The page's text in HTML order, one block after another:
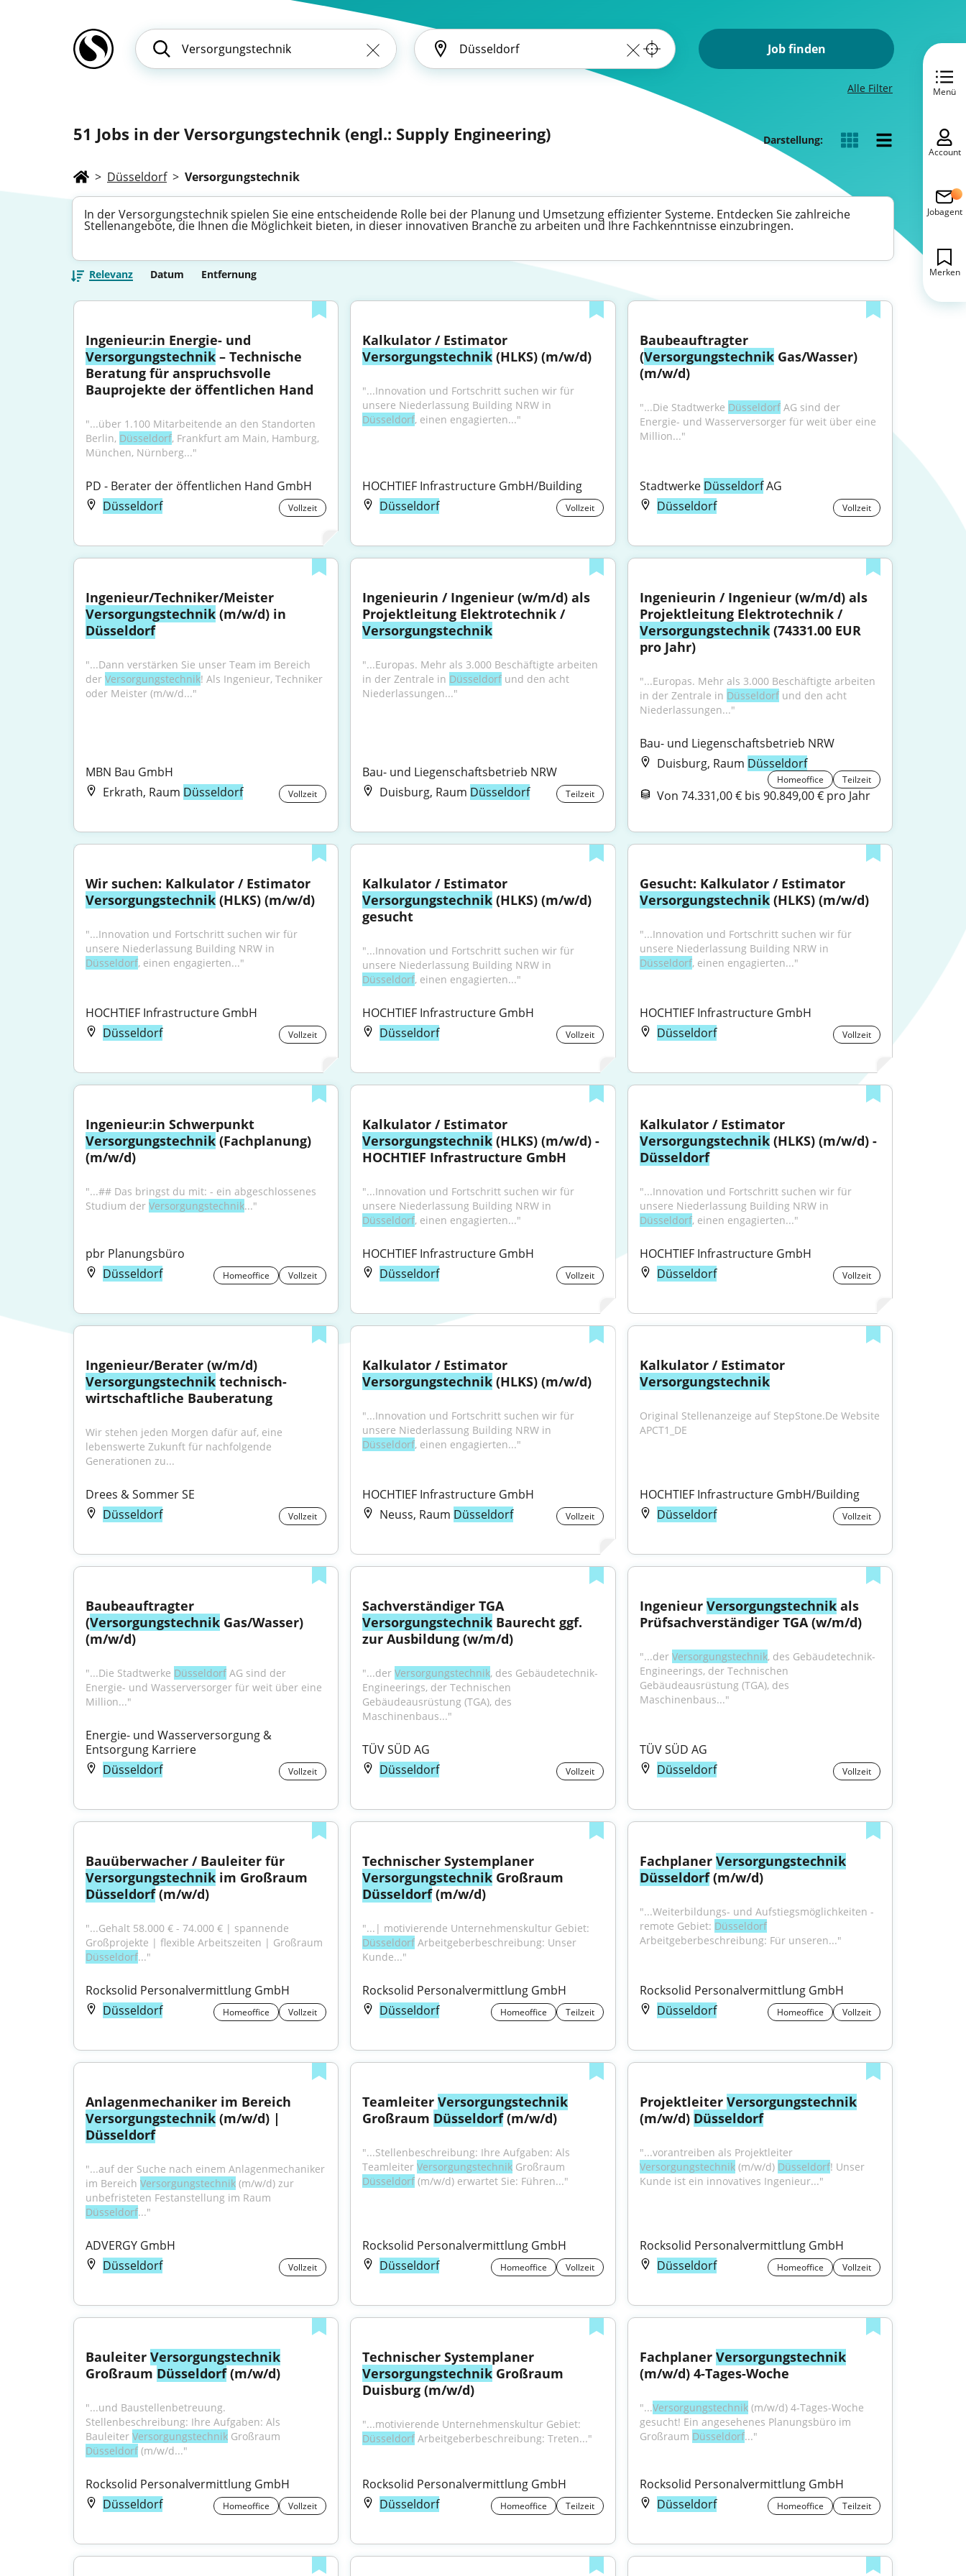
Job finden
Alle Filter
51 Jobs in der Versorgungstechnik (engl.: Supply Engineering) Darstellung:
> Düsseldorf > Versorgungstechnik
In der Versorgungstechnik spielen Sie eine entscheidende Rolle bei der Planung und Umsetzung effizienter Systeme. Entdecken Sie zahlreiche
Stellenangebote, die Ihnen die Möglichkeit bieten, in dieser innovativen Branche zu arbeiten und Ihre Fachkenntnisse einzubringen.
Relevanz Datum Entfernung
Versorgungstechnik – Technische
Beratung für anspruchsvolle
Bauprojekte der öffentlichen Hand
"...über 1.100 Mitarbeitende an den Standorten
Berlin, Düsseldorf, Frankfurt am Main, Hamburg,
München, Nürnberg..."
PD - Berater der öffentlichen Hand GmbH
Düsseldorf
Vollzeit
Versorgungstechnik (HLKS) (m/w/d)
"...Innovation und Fortschritt suchen wir für
Düsseldorf, einen engagierten..."
HOCHTIEF Infrastructure GmbH/Building
Düsseldorf
Vollzeit
Baubeauftragter
(Versorgungstechnik Gas/Wasser)
(m/w/d)
"...Die Stadtwerke Düsseldorf AG sind der
Energie- und Wasserversorger für weit über eine
Million..."
Stadtwerke Düsseldorf AG
Düsseldorf
Vollzeit
Versorgungstechnik
Düsseldorf
"...Dann verstärken Sie unser Team im Bereich
der Versorgungstechnik! Als Ingenieur, Techniker
oder Meister (m/w/d..."
MBN Bau GmbH
Erkrath, Raum Düsseldorf Vollzeit
Ingenieurin / Ingenieur (w/m/d) als
Projektleitung Elektrotechnik /
Versorgungstechnik
"...Europas. Mehr als 3.000 Beschäftigte arbeiten
in der Zentrale in Düsseldorf und den acht
Niederlassungen..."
Bau- und Liegenschaftsbetrieb NRW
Duisburg, Raum Düsseldorf Teilzeit
Ingenieurin / Ingenieur (w/m/d) als
Projektleitung Elektrotechnik /
Versorgungstechnik (74331.00 EUR
pro Jahr)
"...Europas. Mehr als 3.000 Beschäftigte arbeiten
in der Zentrale in Düsseldorf und den acht
Niederlassungen..."
Bau- und Liegenschaftsbetrieb NRW
Duisburg, Raum Düsseldorf
Homeoffice Teilzeit
Von 74.331,00 € bis 90.849,00 € pro Jahr
Versorgungstechnik (HLKS) (m/w/d)
"...Innovation und Fortschritt suchen wir für
Düsseldorf, einen engagierten..."
HOCHTIEF Infrastructure GmbH
Düsseldorf
Vollzeit
Versorgungstechnik (HLKS) (m/w/d)
gesucht
"...Innovation und Fortschritt suchen wir für
Düsseldorf, einen engagierten..."
HOCHTIEF Infrastructure GmbH
Düsseldorf
Vollzeit
Gesucht: Kalkulator / Estimator
Versorgungstechnik (HLKS) (m/w/d)
"...Innovation und Fortschritt suchen wir für
Düsseldorf, einen engagierten..."
HOCHTIEF Infrastructure GmbH
Düsseldorf
Vollzeit
Versorgungstechnik (Fachplanung)
(m/w/d)
"...## Das bringst du mit: - ein abgeschlossenes
Studium der Versorgungstechnik..."
pbr Planungsbüro
Düsseldorf
Homeoffice Vollzeit
Versorgungstechnik (HLKS) (m/w/d) -
HOCHTIEF Infrastructure GmbH
"...Innovation und Fortschritt suchen wir für
Düsseldorf, einen engagierten..."
HOCHTIEF Infrastructure GmbH
Düsseldorf
Vollzeit
Kalkulator / Estimator
Versorgungstechnik
(HLKS) (m/w/d) -
Düsseldorf
"...Innovation und Fortschritt suchen wir für
Düsseldorf, einen engagierten..."
HOCHTIEF Infrastructure GmbH
Düsseldorf
Vollzeit
Versorgungstechnik technisch-
wirtschaftliche Bauberatung
Wir stehen jeden Morgen dafür auf, eine
lebenswerte Zukunft für nachfolgende
Generationen zu...
Drees & Sommer SE
Düsseldorf
Vollzeit
Versorgungstechnik (HLKS) (m/w/d)
"...Innovation und Fortschritt suchen wir für
Düsseldorf, einen engagierten..."
HOCHTIEF Infrastructure GmbH
Neuss, Raum Düsseldorf Vollzeit
Kalkulator / Estimator
Versorgungstechnik
Original Stellenanzeige auf StepStone.De Website
APCT1_DE
HOCHTIEF Infrastructure GmbH/Building
Düsseldorf
Vollzeit
Baubeauftragter
(Versorgungstechnik Gas/Wasser)
(m/w/d)
"...Die Stadtwerke Düsseldorf AG sind der
Energie- und Wasserversorger für weit über eine
Million..."
Energie- und Wasserversorgung &
Entsorgung Karriere
Düsseldorf
Vollzeit
Sachverständiger TGA
Versorgungstechnik Baurecht ggf.
zur Ausbildung (w/m/d)
"...der Versorgungstechnik, des Gebäudetechnik-
Engineerings, der Technischen
Gebäudeausrüstung (TGA), des
Maschinenbaus..."
TÜV SÜD AG
Düsseldorf
Vollzeit
Ingenieur Versorgungstechnik als
Prüfsachverständiger TGA (w/m/d)
"...der Versorgungstechnik, des Gebäudetechnik-
Engineerings, der Technischen
Gebäudeausrüstung (TGA), des
Maschinenbaus..."
TÜV SÜD AG
Düsseldorf
Vollzeit
Versorgungstechnik
Düsseldorf (m/w/d)
"...Gehalt 58.000 € - 74.000 € | spannende
Düsseldorf..."
Rocksolid Personalvermittlung GmbH
Düsseldorf
Homeoffice Vollzeit
Versorgungstechnik
Düsseldorf (m/w/d)
Düsseldorf Arbeitgeberbeschreibung: Unser
Kunde..."
Rocksolid Personalvermittlung GmbH
Düsseldorf
Homeoffice Teilzeit
Fachplaner Versorgungstechnik
Düsseldorf (m/w/d)
"...Weiterbildungs- und Aufstiegsmöglichkeiten -
remote Gebiet: Düsseldorf
Arbeitgeberbeschreibung: Für unseren..."
Rocksolid Personalvermittlung GmbH
Düsseldorf
Homeoffice Vollzeit
Versorgungstechnik
Düsseldorf
"...auf der Suche nach einem Anlagenmechaniker
im Bereich Versorgungstechnik (m/w/d) zur
Düsseldorf..."
ADVERGY GmbH
Düsseldorf
Vollzeit
Teamleiter Versorgungstechnik
Großraum Düsseldorf (m/w/d)
"...Stellenbeschreibung: Ihre Aufgaben: Als
Teamleiter Versorgungstechnik
Düsseldorf (m/w/d) erwartet Sie: Führen..."
Rocksolid Personalvermittlung GmbH
Düsseldorf
Homeoffice Vollzeit
Projektleiter Versorgungstechnik
(m/w/d) Düsseldorf
"...vorantreiben als Projektleiter
Versorgungstechnik (m/w/d) Düsseldorf! Unser
Kunde ist ein innovatives Ingenieur..."
Rocksolid Personalvermittlung GmbH
Düsseldorf
Homeoffice Vollzeit
Bauleiter Versorgungstechnik
Großraum Düsseldorf (m/w/d)
"...und Baustellenbetreuung.
Stellenbeschreibung: Ihre Aufgaben: Als
Bauleiter Versorgungstechnik
Düsseldorf (m/w/d..."
Rocksolid Personalvermittlung GmbH
Düsseldorf
Homeoffice Vollzeit
Versorgungstechnik Großraum
Duisburg (m/w/d)
Düsseldorf Arbeitgeberbeschreibung: Treten..."
Rocksolid Personalvermittlung GmbH
Düsseldorf
Homeoffice Teilzeit
Fachplaner Versorgungstechnik
(m/w/d) 4-Tages-Woche
"...Versorgungstechnik (m/w/d) 4-Tages-Woche
gesucht! Ein angesehenes Planungsbüro im
Großraum Düsseldorf..."
Rocksolid Personalvermittlung GmbH
Düsseldorf
Homeoffice Teilzeit
Menü
Account
Jobagent
Merken